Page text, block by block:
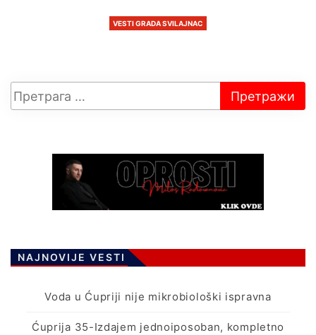
VESTI GRADA SVILAJNAC
NAJNOVIJE VESTI
Voda u Ćupriji nije mikrobiološki ispravna
Ćuprija 35-Izdajem jednoiposoban, kompletno